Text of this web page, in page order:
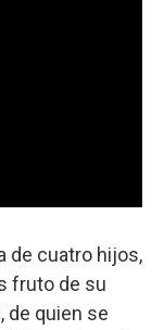
de cuatro hijos,
fruto de su
, de quien se